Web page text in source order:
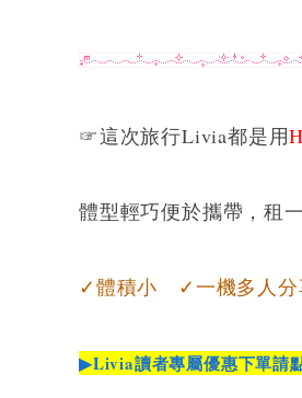
☞這次旅行Livia都是用
體型輕巧便於攜帶，租
✓體積小 ✓一機多人
▶Livia讀者專屬優惠下單請